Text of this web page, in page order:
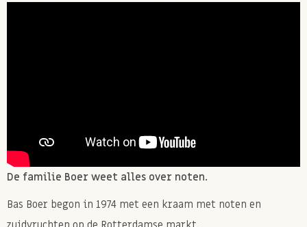
De familie Boer weet alles over noten.
Bas Boer begon in 1974 met een kraam met noten en